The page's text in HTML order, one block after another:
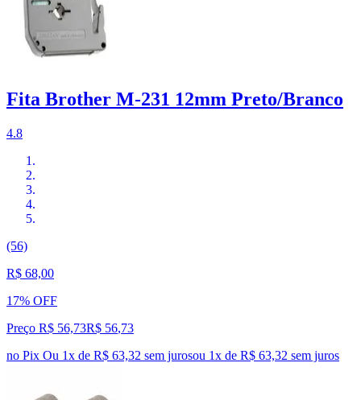
Fita Brother M-231 12mm Preto/Branco
4.8
(56)
R$ 68,00
17% OFF
Preço R$ 56,73R$ 56,73
no Pix Ou 1x de R$ 63,32 sem jurosou 1x de R$ 63,32 sem juros